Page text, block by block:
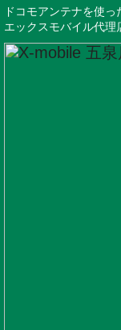
ドコモアンテナを使
エックスモバイル代理